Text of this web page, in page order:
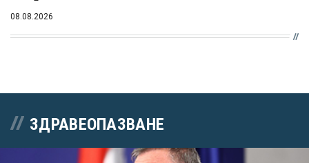
08.08.2026
ЗДРАВЕОПАЗВАНЕ